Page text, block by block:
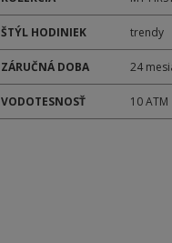
ŠTÝL HODINIEK trendy
ZÁRUČNÁ DOBA 24
VODOTESNOSŤ 10 ATM